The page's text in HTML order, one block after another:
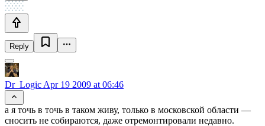
Reply
Dr_Logic Apr 19 2009 at 06:46
а я точь в точь в таком живу, только в московской области —
сносить не собираются, даже отремонтировали недавно.